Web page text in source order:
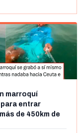
marroquí
entrar
de 450km de